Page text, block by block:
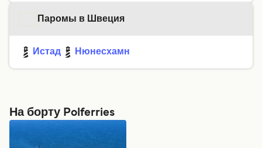
Паромы в Швеция
Истад Нюнесхамн
На борту Polferries